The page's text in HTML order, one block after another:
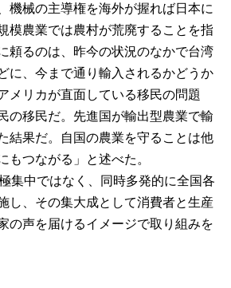
機械の主導権を海外が握れば日本に
模農業では農村が荒廃することを指
頼るのは、昨今の状況のなかで台湾
に、今まで通り輸入されるかどうか
メリカが直面している移民の問題
の移民だ。先進国が輸出型農業で輸
結果だ。自国の農業を守ることは他
もつながる」と述べた。
集中ではなく、同時多発的に全国各
し、その集大成として消費者と生産
の声を届けるイメージで取り組みを